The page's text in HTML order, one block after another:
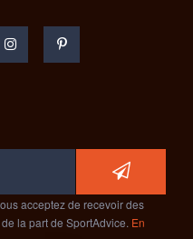
acceptez de recevoir des
la part de SportAdvice. En